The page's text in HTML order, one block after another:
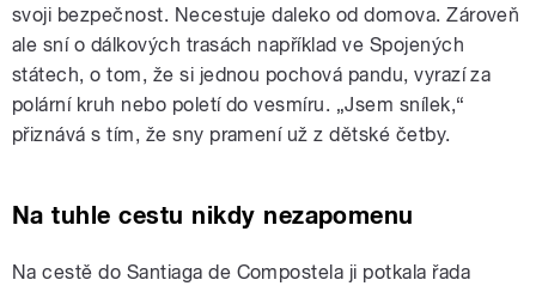
svoji bezpečnost. Necestuje daleko od domova. Zároveň
ale sní o dálkových trasách například ve Spojených
státech, o tom, že si jednou pochová pandu, vyrazí za
polární kruh nebo poletí do vesmíru. „Jsem snílek,“
přiznává s tím, že sny pramení už z dětské četby.
Na tuhle cestu nikdy nezapomenu
Na cestě do Santiaga de Compostela ji potkala řada